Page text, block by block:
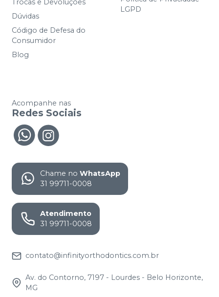
Trocas e Devoluções
Dúvidas
Código de Defesa do
Consumidor
Blog
LGPD
Acompanhe nas
Redes Sociais
Chame no WhatsApp
31 99711-0008
Atendimento
31 99711-0008
contato@infinityorthodontics.com.br
Av. do Contorno, 7197 - Lourdes - Belo Horizonte,
MG